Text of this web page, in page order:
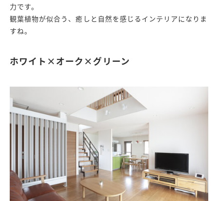
力です。
観葉植物が似合う、癒しと自然を感じるインテリアになりま
すね。
ホワイト×オーク×グリーン